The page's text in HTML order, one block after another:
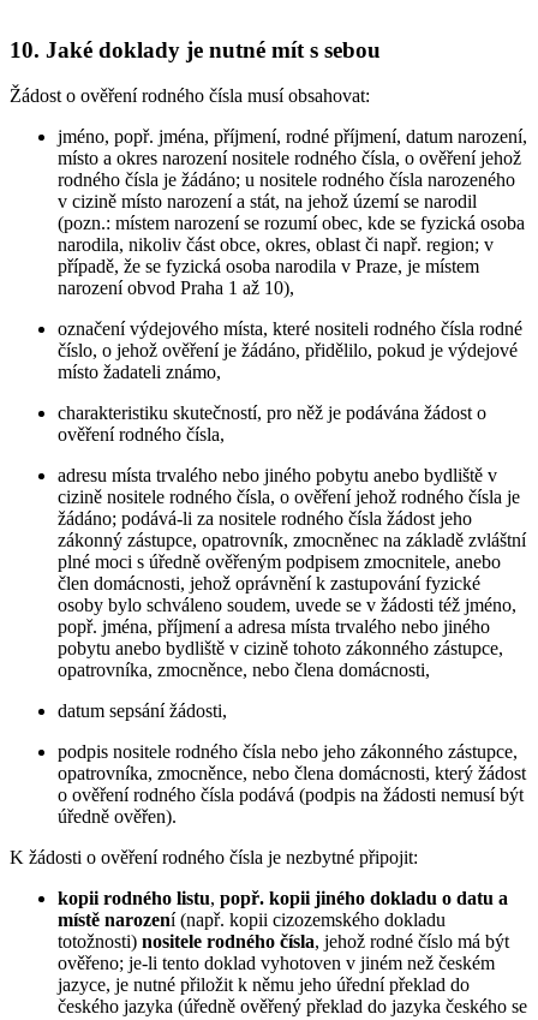
10. Jaké doklady je nutné mít s sebou
Žádost o ověření rodného čísla musí obsahovat:
jméno, popř. jména, příjmení, rodné příjmení, datum narození,
místo a okres narození nositele rodného čísla, o ověření jehož
rodného čísla je žádáno; u nositele rodného čísla narozeného
v cizině místo narození a stát, na jehož území se narodil
(pozn.: místem narození se rozumí obec, kde se fyzická osoba
narodila, nikoliv část obce, okres, oblast či např. region; v
případě, že se fyzická osoba narodila v Praze, je místem
narození obvod Praha 1 až 10),
označení výdejového místa, které nositeli rodného čísla rodné
číslo, o jehož ověření je žádáno, přidělilo, pokud je výdejové
místo žadateli známo,
charakteristiku skutečností, pro něž je podávána žádost o
ověření rodného čísla,
adresu místa trvalého nebo jiného pobytu anebo bydliště v
cizině nositele rodného čísla, o ověření jehož rodného čísla je
žádáno; podává-li za nositele rodného čísla žádost jeho
zákonný zástupce, opatrovník, zmocněnec na základě zvláštní
plné moci s úředně ověřeným podpisem zmocnitele, anebo
člen domácnosti, jehož oprávnění k zastupování fyzické
osoby bylo schváleno soudem, uvede se v žádosti též jméno,
popř. jména, příjmení a adresa místa trvalého nebo jiného
pobytu anebo bydliště v cizině tohoto zákonného zástupce,
opatrovníka, zmocněnce, nebo člena domácnosti,
datum sepsání žádosti,
podpis nositele rodného čísla nebo jeho zákonného zástupce,
opatrovníka, zmocněnce, nebo člena domácnosti, který žádost
o ověření rodného čísla podává (podpis na žádosti nemusí být
úředně ověřen).
K žádosti o ověření rodného čísla je nezbytné připojit:
kopii rodného listu, popř. kopii jiného dokladu o datu a
místě narození (např. kopii cizozemského dokladu
totožnosti) nositele rodného čísla, jehož rodné číslo má být
ověřeno; je-li tento doklad vyhotoven v jiném než českém
jazyce, je nutné přiložit k němu jeho úřední překlad do
českého jazyka (úředně ověřený překlad do jazyka českého se